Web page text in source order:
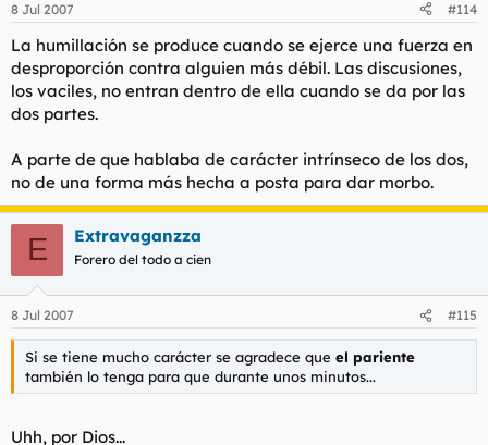
8 Jul 2007 #114
La humillación se produce cuando se ejerce una fuerza en
desproporción contra alguien más débil. Las discusiones,
los vaciles, no entran dentro de ella cuando se da por las
dos partes.
A parte de que hablaba de carácter intrínseco de los dos,
no de una forma más hecha a posta para dar morbo.
E Extravaganzza
Forero del todo a cien
8 Jul 2007 #115
Si se tiene mucho carácter se agradece que el pariente
también lo tenga para que durante unos minutos...
Uhh, por Dios...